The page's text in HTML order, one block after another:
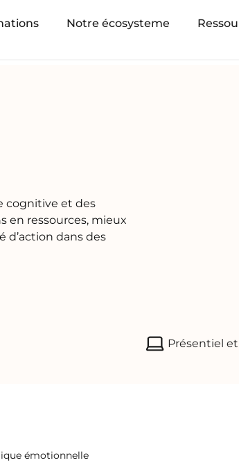
Notre écosysteme
cognitive et des
en ressources, mieux
dans des
Présentiel
émotionnelle